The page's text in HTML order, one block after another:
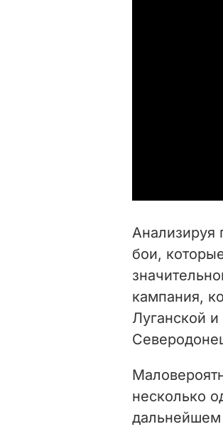
Анализируя
бои,
кампания,
Луганской
несколько
дальнейшем